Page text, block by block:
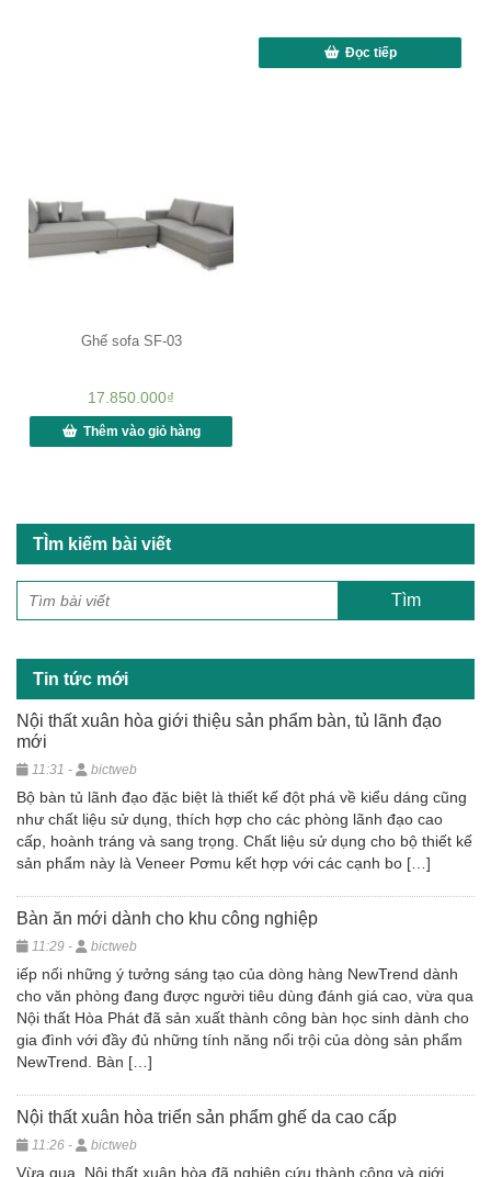
Đọc tiếp
Ghế sofa SF-03
17.850.000₫
Thêm vào giỏ hàng
TÌm kiếm bài viết
Tin tức mới
Nội thất xuân hòa giới thiệu sản phẩm bàn, tủ lãnh đạo
mới
11:31 - bictweb
Bộ bàn tủ lãnh đạo đặc biệt là thiết kế đột phá về kiểu dáng cũng
như chất liệu sử dụng, thích hợp cho các phòng lãnh đạo cao
cấp, hoành tráng và sang trọng. Chất liệu sử dụng cho bộ thiết kế
sản phẩm này là Veneer Pơmu kết hợp với các cạnh bo […]
Bàn ăn mới dành cho khu công nghiệp
11:29 - bictweb
iếp nối những ý tưởng sáng tạo của dòng hàng NewTrend dành
cho văn phòng đang được người tiêu dùng đánh giá cao, vừa qua
Nội thất Hòa Phát đã sản xuất thành công bàn học sinh dành cho
gia đình với đầy đủ những tính năng nổi trội của dòng sản phẩm
NewTrend. Bàn […]
Nội thất xuân hòa triển sản phẩm ghế da cao cấp
11:26 - bictweb
Vừa qua, Nội thất xuân hòa đã nghiên cứu thành công và giới